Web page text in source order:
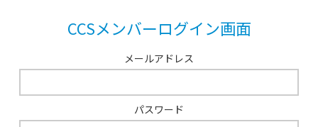
CCSメンバーログイン画面
メールアドレス
パスワード